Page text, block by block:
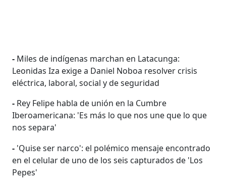
- Miles de indígenas marchan en Latacunga:
Leonidas Iza exige a Daniel Noboa resolver crisis
eléctrica, laboral, social y de seguridad
- Rey Felipe habla de unión en la Cumbre
Iberoamericana: 'Es más lo que nos une que lo que
nos separa'
- 'Quise ser narco': el polémico mensaje encontrado
en el celular de uno de los seis capturados de 'Los
Pepes'